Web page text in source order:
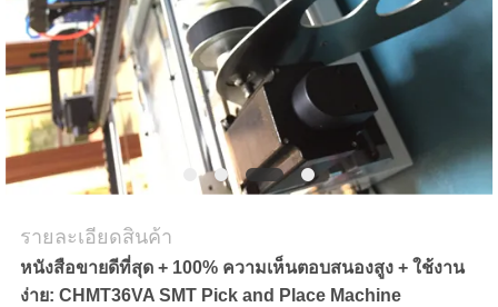
นโยบาย
ความ
เป็น
ตัว
รายละเอียดสินค้า
หนังสือขายดีที่สุด + 100% ความเห็นตอบสนองสูง + ใช้งาน
ง่าย: CHMT36VA SMT Pick and Place Machine